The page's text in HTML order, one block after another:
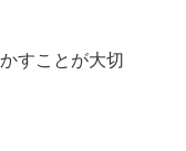
すことが大切